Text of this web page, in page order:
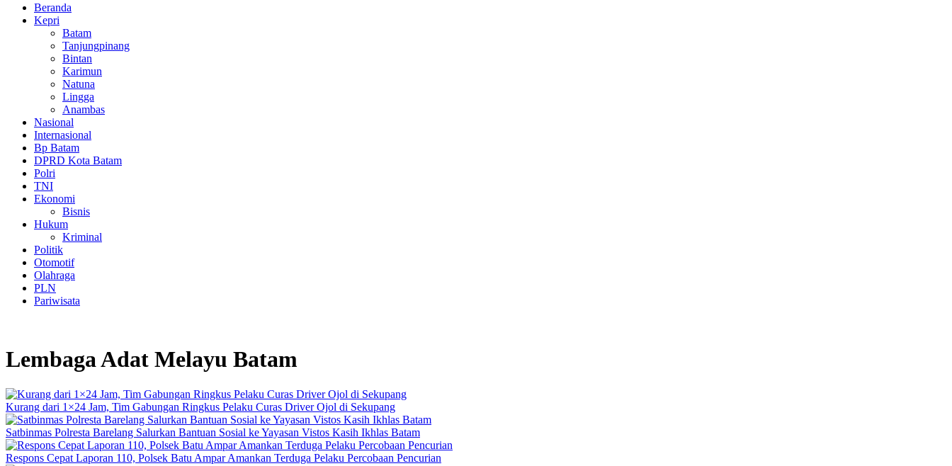
Beranda
Kepri
Batam
Tanjungpinang
Bintan
Karimun
Natuna
Lingga
Anambas
Nasional
Internasional
Bp Batam
DPRD Kota Batam
Polri
TNI
Ekonomi
Bisnis
Hukum
Kriminal
Politik
Otomotif
Olahraga
PLN
Pariwisata
Lembaga Adat Melayu Batam
Kurang dari 1×24 Jam, Tim Gabungan Ringkus Pelaku Curas Driver Ojol di Sekupang
Satbinmas Polresta Barelang Salurkan Bantuan Sosial ke Yayasan Vistos Kasih Ikhlas Batam
Respons Cepat Laporan 110, Polsek Batu Ampar Amankan Terduga Pelaku Percobaan Pencurian